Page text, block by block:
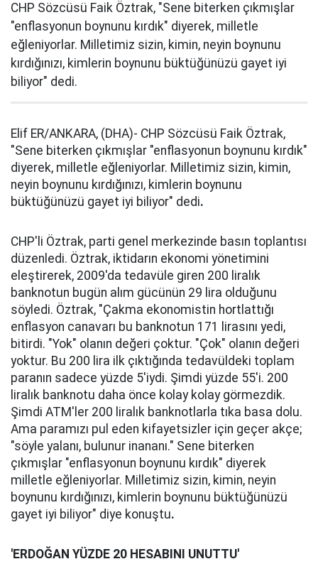
CHP Sözcüsü Faik Öztrak, "Sene biterken çıkmışlar
"enflasyonun boynunu kırdık" diyerek, milletle
eğleniyorlar. Milletimiz sizin, kimin, neyin boynunu
kırdığınızı, kimlerin boynunu büktüğünüzü gayet iyi
biliyor" dedi.
Elif ER/ANKARA, (DHA)- CHP Sözcüsü Faik Öztrak,
"Sene biterken çıkmışlar "enflasyonun boynunu kırdık"
diyerek, milletle eğleniyorlar. Milletimiz sizin, kimin,
neyin boynunu kırdığınızı, kimlerin boynunu
büktüğünüzü gayet iyi biliyor" dedi.
CHP'li Öztrak, parti genel merkezinde basın toplantısı
düzenledi. Öztrak, iktidarın ekonomi yönetimini
eleştirerek, 2009'da tedavüle giren 200 liralık
banknotun bugün alım gücünün 29 lira olduğunu
söyledi. Öztrak, "Çakma ekonomistin hortlattığı
enflasyon canavarı bu banknotun 171 lirasını yedi,
bitirdi. "Yok" olanın değeri çoktur. "Çok" olanın değeri
yoktur. Bu 200 lira ilk çıktığında tedavüldeki toplam
paranın sadece yüzde 5'iydi. Şimdi yüzde 55'i. 200
liralık banknotu daha önce kolay kolay görmezdik.
Şimdi ATM'ler 200 liralık banknotlarla tıka basa dolu.
Ama paramızı pul eden kifayetsizler için geçer akçe;
"söyle yalanı, bulunur inananı." Sene biterken
çıkmışlar "enflasyonun boynunu kırdık" diyerek
milletle eğleniyorlar. Milletimiz sizin, kimin, neyin
boynunu kırdığınızı, kimlerin boynunu büktüğünüzü
gayet iyi biliyor" diye konuştu.
'ERDOĞAN YÜZDE 20 HESABINI UNUTTU'